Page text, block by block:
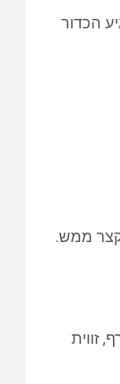
הכדור
ממש.
הרף, זווית